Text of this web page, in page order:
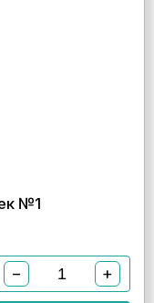
№1
− +